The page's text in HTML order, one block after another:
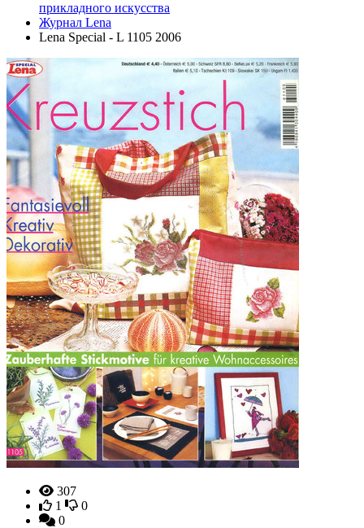
прикладного искусства
Журнал Lena
Lena Special - L 1105 2006
307
1
0
0